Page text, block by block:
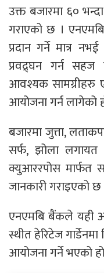
उक्त बजारमा ६०
गराएको छ ।
प्रदान गर्ने मात्र
प्रवद्र्घन गर्न
आवश्यक सामग्रीहरु
आयोजना गर्न लागेको
बजारमा जुत्ता,
सर्फ, झोला
क्युआररपोस मार्फत
जानकारी गराइएको छ
एनएमबि बैंकले यही
स्थीत हेरिटेज
आयोजना गर्ने भएको हो